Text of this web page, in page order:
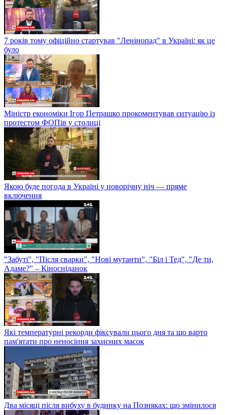
7 років тому офіційно стартував "Ленінопад" в Україні: як це
було
Міністр економіки Ігор Петрашко прокоментував ситуацію із
протестом ФОПів у столиці
Якою буде погода в Україні у новорічну ніч — пряме
включення
"Забуті", "Після сварки", "Нові мутанти", "Біл і Тед", "Де ти,
Адаме?" – Кіносніданок
Які температурні рекорди фіксували цього дня та що варто
пам'ятати про неносіння захисних масок
Два місяці після вибуху в будинку на Позняках: що змінилося